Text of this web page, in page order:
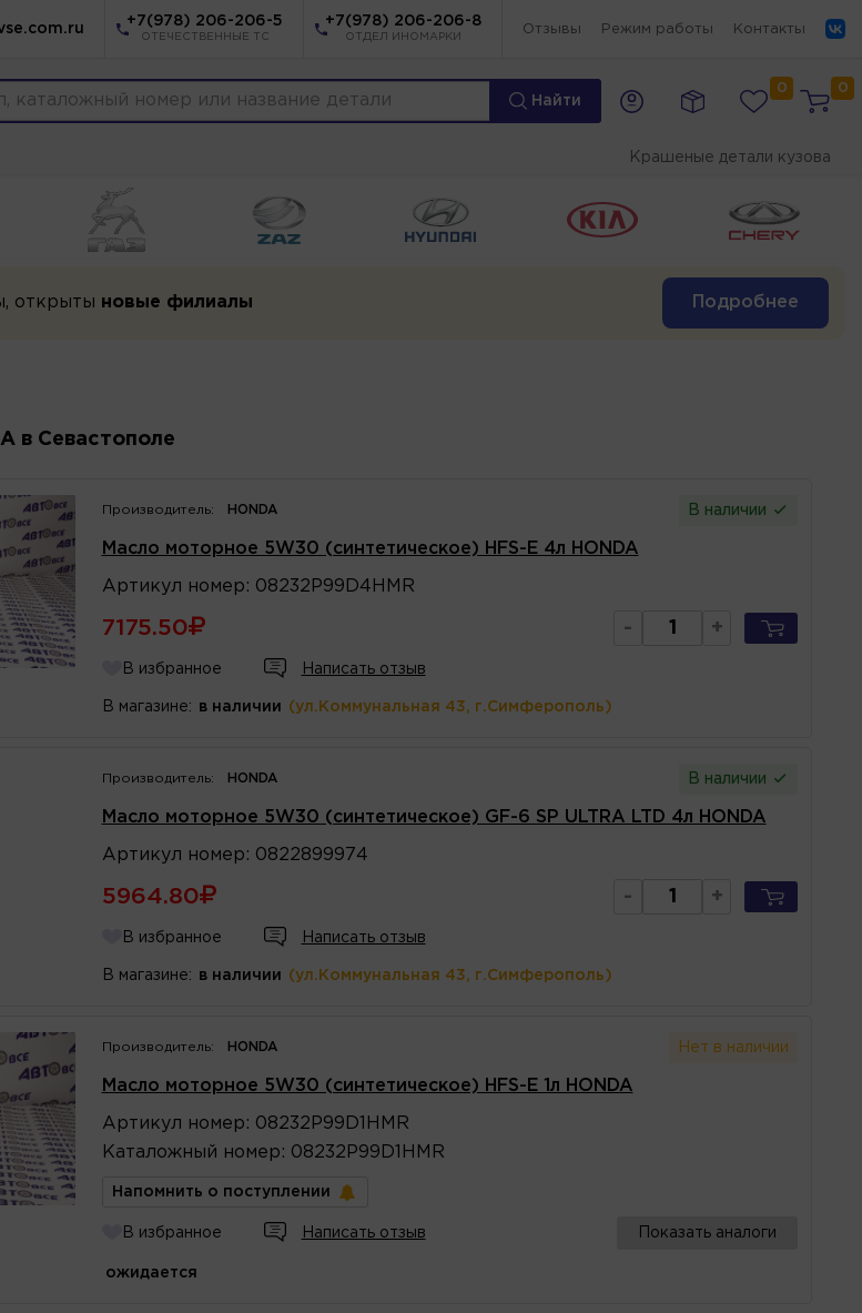
+7(978) 206-206-5
ОТЕЧЕСТВЕННЫЕ ТС
+7(978) 206-206-8
ОТДЕЛ ИНОМАРКИ
Отзывы Режим работы Контакты
Найти
0 0
Крашеные детали кузова
открыты новые филиалы Подробнее
в Севастополе
Производитель: HONDA В наличии
Масло моторное 5W30 (синтетическое) HFS-E 4л HONDA
Артикул номер : 08232P99D4HMR
7175.50 - +
В избранное Написать отзыв
В магазине: в наличии (ул.Коммунальная 43, г.Симферополь)
Производитель: HONDA В наличии
Масло моторное 5W30 (синтетическое) GF-6 SP ULTRA LTD 4л HONDA
Артикул номер : 0822899974
5964.80 - +
В избранное Написать отзыв
В магазине: в наличии (ул.Коммунальная 43, г.Симферополь)
Производитель: HONDA Нет в наличии
Масло моторное 5W30 (синтетическое) HFS-E 1л HONDA
Артикул номер : 08232P99D1HMR
Каталожный номер : 08232P99D1HMR
Напомнить о поступлении
В избранное Написать отзыв Показать аналоги
ожидается